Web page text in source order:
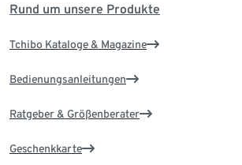
Rund um unsere Produkte
Tchibo Kataloge & Magazine
Bedienungsanleitungen
Ratgeber & Größenberater
Geschenkkarte